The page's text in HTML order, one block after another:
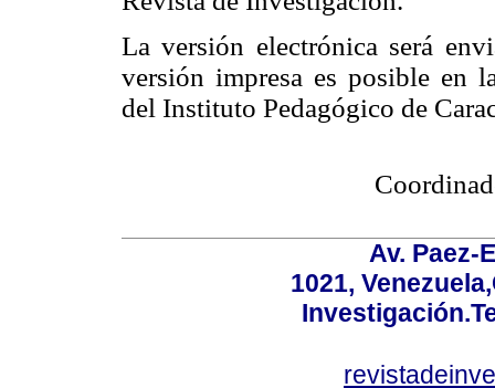
La versión electrónica será
versión impresa es posible en
del Instituto Pedagógico de
Av. Paez-
1021,